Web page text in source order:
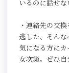
いるのに話せな
・連絡先の交
逃した、そんな
気になる方に
女次第。ぜひ自